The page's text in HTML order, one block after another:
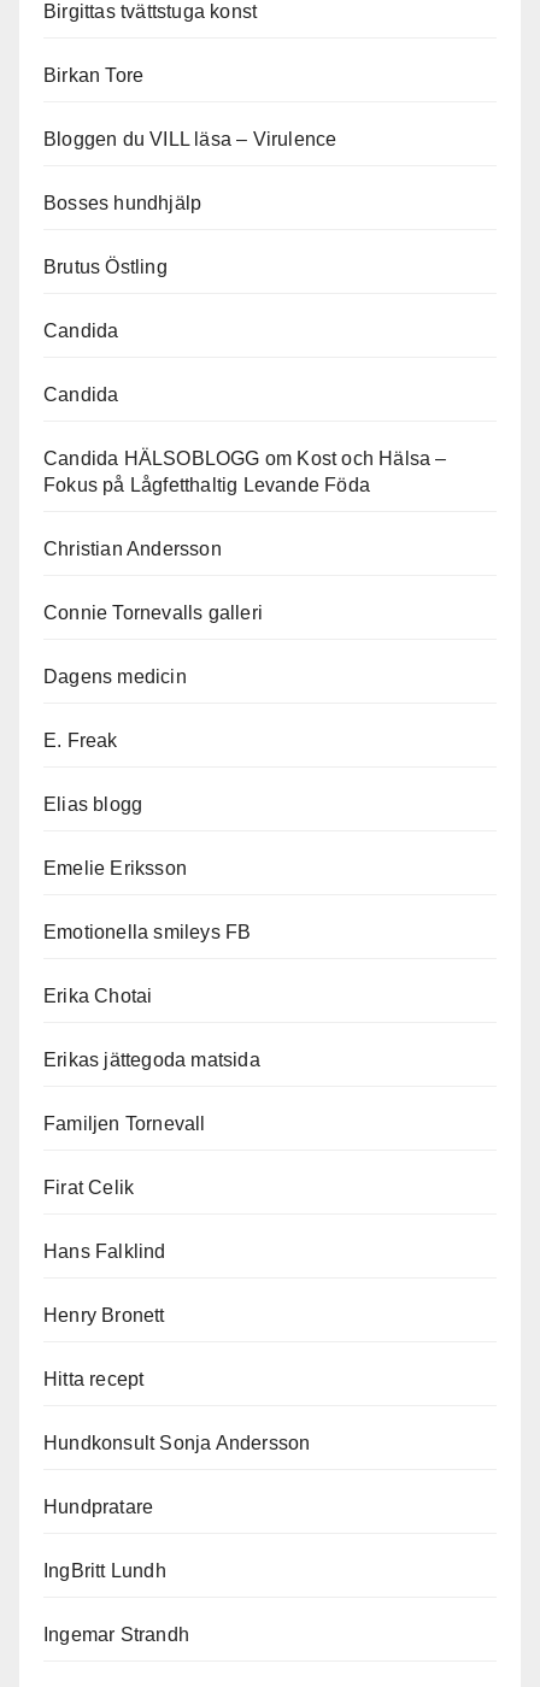
Birgittas tvättstuga konst
Birkan Tore
Bloggen du VILL läsa – Virulence
Bosses hundhjälp
Brutus Östling
Candida
Candida
Candida HÄLSOBLOGG om Kost och Hälsa –
Fokus på Lågfetthaltig Levande Föda
Christian Andersson
Connie Tornevalls galleri
Dagens medicin
E. Freak
Elias blogg
Emelie Eriksson
Emotionella smileys FB
Erika Chotai
Erikas jättegoda matsida
Familjen Tornevall
Firat Celik
Hans Falklind
Henry Bronett
Hitta recept
Hundkonsult Sonja Andersson
Hundpratare
IngBritt Lundh
Ingemar Strandh